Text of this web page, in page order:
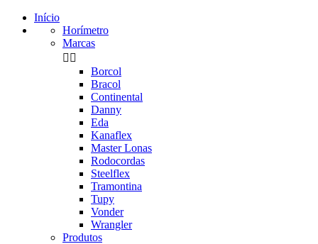
Início
Horímetro
Marcas
 
Borcol
Bracol
Continental
Danny
Eda
Kanaflex
Master Lonas
Rodocordas
Steelflex
Tramontina
Tupy
Vonder
Wrangler
Produtos